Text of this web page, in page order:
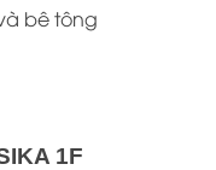
bê tông
1F